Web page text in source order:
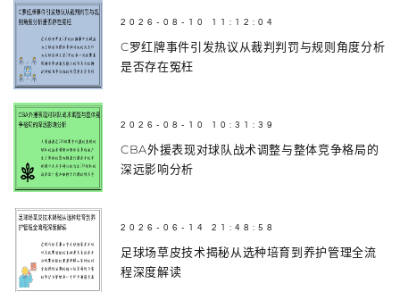
2026-08-10 11:12:04
C罗红牌事件引发热议从裁判判罚与规则角度分析
是否存在冤枉
2026-08-10 10:31:39
CBA外援表现对球队战术调整与整体竞争格局的
深远影响分析
2026-06-14 21:48:58
足球场草皮技术揭秘从选种培育到养护管理全流
程深度解读